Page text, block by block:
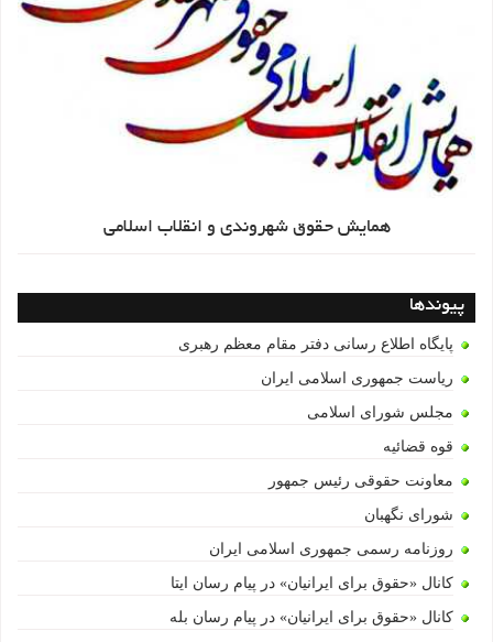
همایش حقوق شهروندی و انقلاب اسلامی
پیوندها
پایگاه اطلاع رسانی دفتر مقام معظم رهبری
ریاست جمهوری اسلامی ایران
مجلس شورای اسلامی
قوه قضائیه
معاونت حقوقی رئیس جمهور
شورای نگهبان
روزنامه رسمی جمهوری اسلامی ایران
کانال «حقوق برای ایرانیان» در پیام رسان ایتا
کانال «حقوق برای ایرانیان» در پیام رسان بله